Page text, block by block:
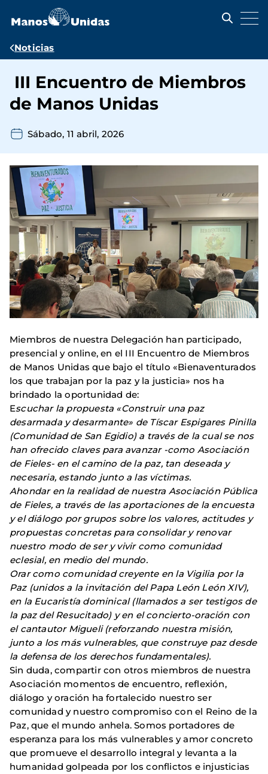
contenido
Ruta
navegación
Noticias
III Encuentro de Miembros
de Manos Unidas
Sábado, 11 abril, 2026
Miembros de nuestra Delegación han participado,
presencial y online, en el III Encuentro de Miembros
de Manos Unidas que bajo el título «Bienaventurados
los que trabajan por la paz y la justicia» nos ha
brindado la oportunidad de:
Escuchar la propuesta «Construir una paz
desarmada y desarmante» de Tíscar Espigares Pinilla
(Comunidad de San Egidio) a través de la cual se nos
han ofrecido claves para avanzar -como Asociación
de Fieles- en el camino de la paz, tan deseada y
necesaria, estando junto a las víctimas.
Ahondar en la realidad de nuestra Asociación Pública
de Fieles, a través de las aportaciones de la encuesta
y el diálogo por grupos sobre los valores, actitudes y
propuestas concretas para consolidar y renovar
nuestro modo de ser y vivir como comunidad
eclesial, en medio del mundo.
Orar como comunidad creyente en la Vigilia por la
Paz (unidos a la invitación del Papa León León XIV),
en la Eucaristía dominical (llamados a ser testigos de
la paz del Resucitado) y en el concierto-oración con
el cantautor Migueli (reforzando nuestra misión,
junto a los más vulnerables, que construye paz desde
la defensa de los derechos fundamentales).
Sin duda, compartir con otros miembros de nuestra
Asociación momentos de encuentro, reflexión,
diálogo y oración ha fortalecido nuestro ser
comunidad y nuestro compromiso con el Reino de la
Paz, que el mundo anhela. Somos portadores de
esperanza para los más vulnerables y amor concreto
que promueve el desarrollo integral y levanta a la
humanidad golpeada por los conflictos e injusticias